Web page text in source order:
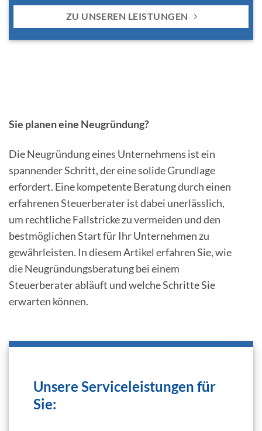
ZU UNSEREN LEISTUNGEN
Sie planen eine Neugründung?
Die Neugründung eines Unternehmens ist ein
spannender Schritt, der eine solide Grundlage
erfordert. Eine kompetente Beratung durch einen
erfahrenen Steuerberater ist dabei unerlässlich,
um rechtliche Fallstricke zu vermeiden und den
bestmöglichen Start für Ihr Unternehmen zu
gewährleisten. In diesem Artikel erfahren Sie, wie
die Neugründungsberatung bei einem
Steuerberater abläuft und welche Schritte Sie
erwarten können.
Unsere Serviceleistungen für
Sie: